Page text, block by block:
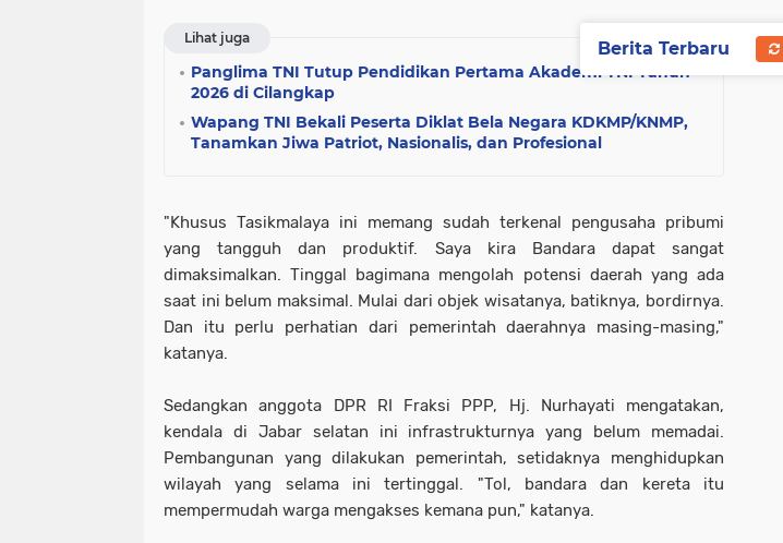
Lihat juga
Panglima TNI Tutup Pendidikan Pertama Akademi TNI Tahun
2026 di Cilangkap
Wapang TNI Bekali Peserta Diklat Bela Negara KDKMP/KNMP,
Tanamkan Jiwa Patriot, Nasionalis, dan Profesional
"Khusus Tasikmalaya ini memang sudah terkenal pengusaha pribumi
yang tangguh dan produktif. Saya kira Bandara dapat sangat
dimaksimalkan. Tinggal bagimana mengolah potensi daerah yang ada
saat ini belum maksimal. Mulai dari objek wisatanya, batiknya, bordirnya.
Dan itu perlu perhatian dari pemerintah daerahnya masing-masing,"
katanya.
Sedangkan anggota DPR RI Fraksi PPP, Hj. Nurhayati mengatakan,
kendala di Jabar selatan ini infrastrukturnya yang belum memadai.
Pembangunan yang dilakukan pemerintah, setidaknya menghidupkan
wilayah yang selama ini tertinggal. "Tol, bandara dan kereta itu
mempermudah warga mengakses kemana pun," katanya.
Berita Terbaru